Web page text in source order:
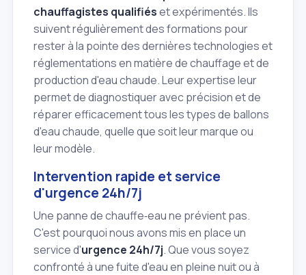
chauffagistes qualifiéset expérimentés. Ils
suivent régulièrement des formations pour
rester à la pointe des dernières technologies et
réglementations en matière de chauffage et de
production d'eau chaude. Leur expertise leur
permet de diagnostiquer avec précision et de
réparer efficacement tous les types de ballons
d'eau chaude, quelle que soit leur marque ou
leur modèle.
Intervention rapide et service
d'urgence 24h/7j
Une panne de chauffe‑eau ne prévient pas.
C'est pourquoi nous avons mis en place un
service d'urgence 24h/7j. Que vous soyez
confronté à une fuite d'eau en pleine nuit ou à